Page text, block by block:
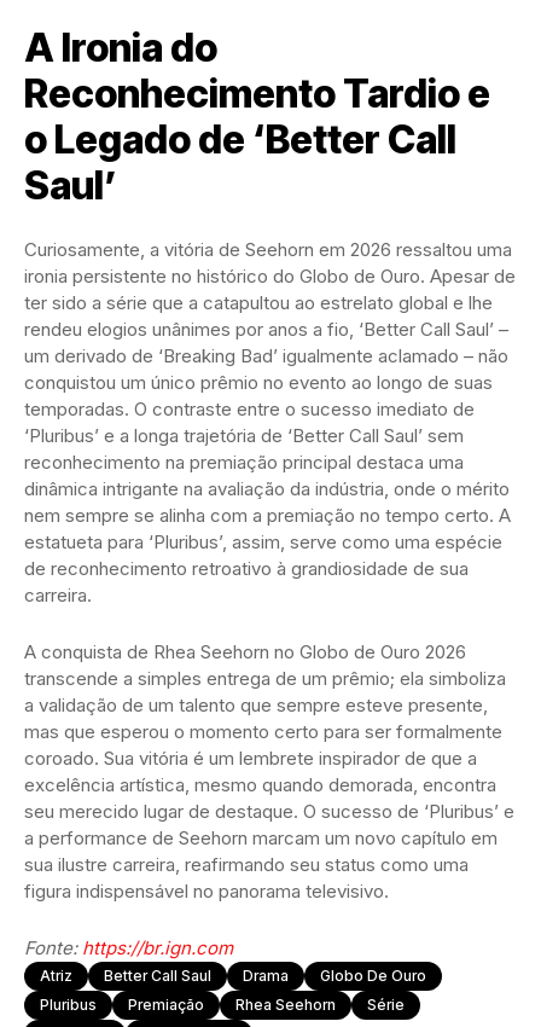
A Ironia do
Reconhecimento Tardio e
o Legado de ‘Better Call
Saul’
Curiosamente, a vitória de Seehorn em 2026 ressaltou uma
ironia persistente no histórico do Globo de Ouro. Apesar de
ter sido a série que a catapultou ao estrelato global e lhe
rendeu elogios unânimes por anos a fio, ‘Better Call Saul’ –
um derivado de ‘Breaking Bad’ igualmente aclamado – não
conquistou um único prêmio no evento ao longo de suas
temporadas. O contraste entre o sucesso imediato de
‘Pluribus’ e a longa trajetória de ‘Better Call Saul’ sem
reconhecimento na premiação principal destaca uma
dinâmica intrigante na avaliação da indústria, onde o mérito
nem sempre se alinha com a premiação no tempo certo. A
estatueta para ‘Pluribus’, assim, serve como uma espécie
de reconhecimento retroativo à grandiosidade de sua
carreira.
A conquista de Rhea Seehorn no Globo de Ouro 2026
transcende a simples entrega de um prêmio; ela simboliza
a validação de um talento que sempre esteve presente,
mas que esperou o momento certo para ser formalmente
coroado. Sua vitória é um lembrete inspirador de que a
excelência artística, mesmo quando demorada, encontra
seu merecido lugar de destaque. O sucesso de ‘Pluribus’ e
a performance de Seehorn marcam um novo capítulo em
sua ilustre carreira, reafirmando seu status como uma
figura indispensável no panorama televisivo.
Fonte: https://br.ign.com
Atriz Better Call Saul Drama
Globo De Ouro
Pluribus
Premiação Rhea Seehorn
Série